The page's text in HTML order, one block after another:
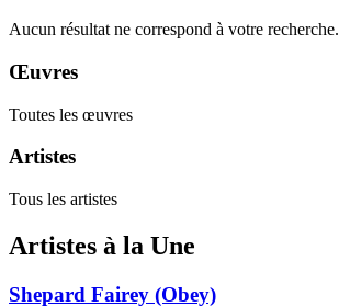
Aucun résultat ne correspond à votre recherche.
Œuvres
Toutes les œuvres
Artistes
Tous les artistes
Artistes à la Une
Shepard Fairey (Obey)